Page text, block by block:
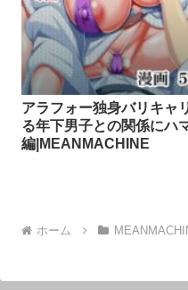
アラフォー独身バリキャ
る年下男子との関係にハ
編|MEANMACHINE
ホーム